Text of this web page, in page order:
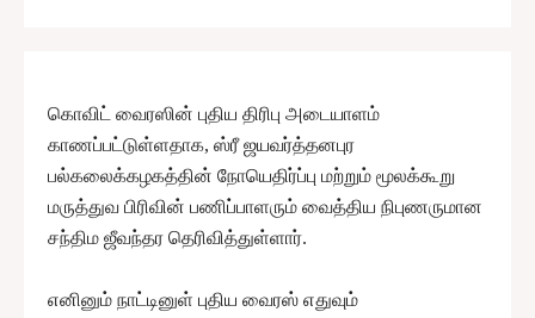
கொவிட் வைரஸின் புதிய திரிபு அடையாளம்
காணப்பட்டுள்ளதாக, ஸ்ரீ ஜயவர்த்தனபுர
பல்கலைக்கழகத்தின் நோயெதிர்ப்பு மற்றும் மூலக்கூறு
மருத்துவ பிரிவின் பணிப்பாளரும் வைத்திய நிபுணருமான
சந்திம ஜீவந்தர தெரிவித்துள்ளார்.
எனினும் நாட்டினுள் புதிய வைரஸ் எதுவும்